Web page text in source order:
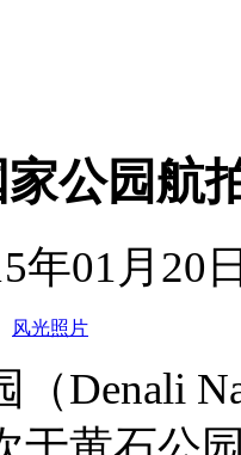
公园航
年01月20
风光照片
（Denali